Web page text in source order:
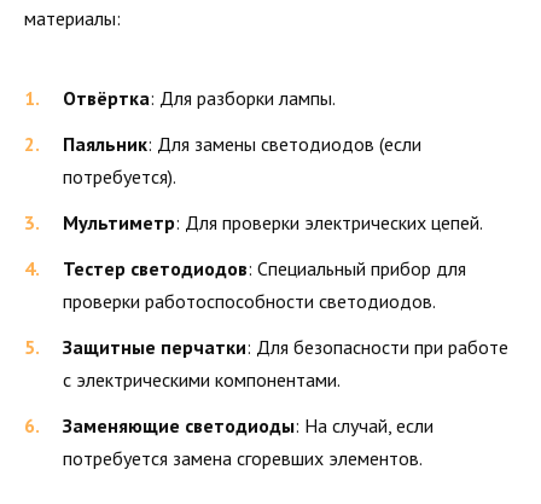
материалы:
Отвёртка: Для разборки лампы.
Паяльник: Для замены светодиодов (если
потребуется).
Мультиметр: Для проверки электрических цепей.
Тестер светодиодов: Специальный прибор для
проверки работоспособности светодиодов.
Защитные перчатки: Для безопасности при работе
с электрическими компонентами.
Заменяющие светодиоды: На случай, если
потребуется замена сгоревших элементов.